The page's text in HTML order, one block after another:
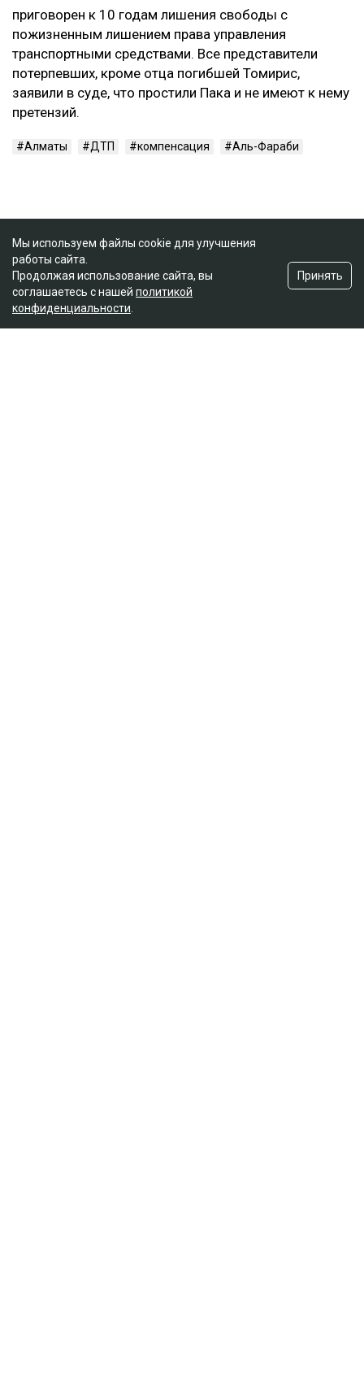
приговорен к 10 годам лишения свободы с
пожизненным лишением права управления
транспортными средствами. Все представители
потерпевших, кроме отца погибшей Томирис,
заявили в суде, что простили Пака и не имеют к нему
претензий.
Алматы ДТП компенсация Аль-Фараби
Мы используем файлы cookie для улучшения
работы сайта.
Продолжая использование сайта, вы
соглашаетесь с нашей политикой
конфиденциальности
Принять